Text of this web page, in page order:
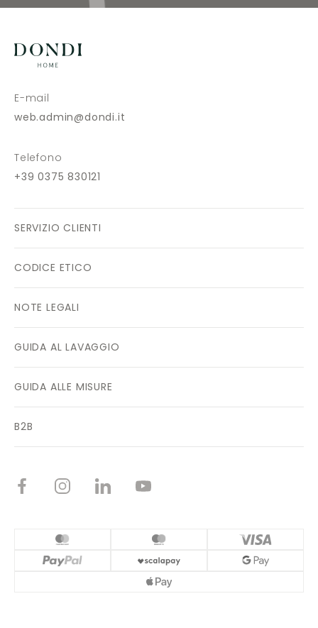
E-mail
web.admin@dondi.it
Telefono
+39 0375 830121
SERVIZIO CLIENTI
CODICE ETICO
NOTE LEGALI
GUIDA AL LAVAGGIO
GUIDA ALLE MISURE
B2B